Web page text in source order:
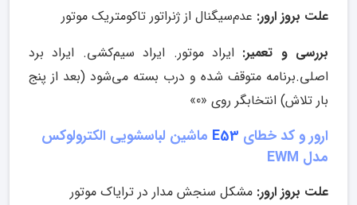
علت بروز ارور: عدم‌سیگنال از ژنراتور تاکومتریک موتور
بررسی و تعمیر: ایراد موتور. ایراد سیم‌کشی. ایراد برد
اصلی.برنامه متوقف شده و درب بسته می‌شود (بعد از پنج
بار تلاش) انتخابگر روی «0»
ارور و کد خطای
ماشین لباسشویی الکترولوکس
مدل EWM
علت بروز ارور: مشکل سنجش مدار در ترایاک موتور